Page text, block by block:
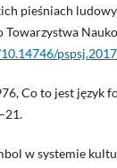
pieśniach
Towarzystwa
Co to jest język
w systemie